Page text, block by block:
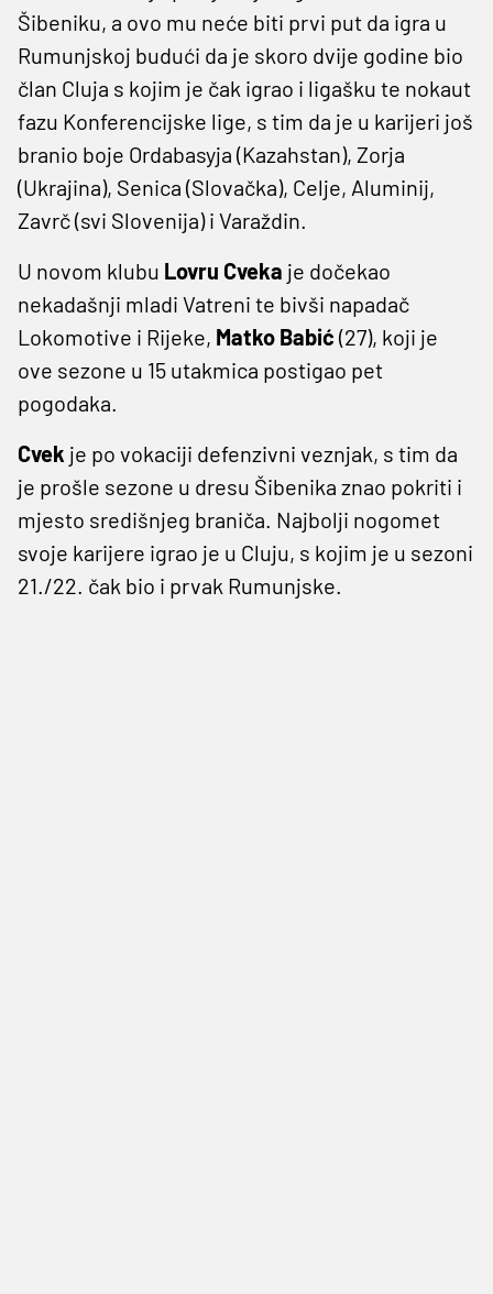
Šibeniku, a ovo mu neće biti prvi put da igra u
Rumunjskoj budući da je skoro dvije godine bio
član Cluja s kojim je čak igrao i ligašku te nokaut
fazu Konferencijske lige, s tim da je u karijeri još
branio boje Ordabasyja (Kazahstan), Zorja
(Ukrajina), Senica (Slovačka), Celje, Aluminij,
Zavrč (svi Slovenija) i Varaždin.
U novom klubu Lovru Cveka je dočekao
nekadašnji mladi Vatreni te bivši napadač
Lokomotive i Rijeke, Matko Babić (27), koji je
ove sezone u 15 utakmica postigao pet
pogodaka.
Cvek je po vokaciji defenzivni veznjak, s tim da
je prošle sezone u dresu Šibenika znao pokriti i
mjesto središnjeg braniča. Najbolji nogomet
svoje karijere igrao je u Cluju, s kojim je u sezoni
21./22. čak bio i prvak Rumunjske.